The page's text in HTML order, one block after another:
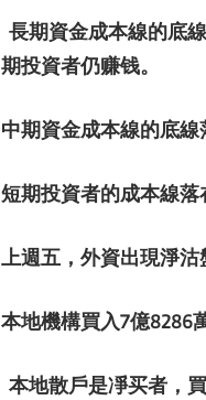
長期資金成本線的底
期投資者仍赚钱。
中期資金成本線的底線
短期投資者的成本線落
上週五，外資出現淨沽
本地機構買入7億8286
本地散戶是凈买者，